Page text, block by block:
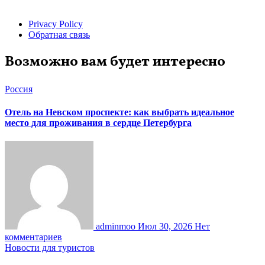
Privacy Policy
Обратная связь
Возможно вам будет интересно
Россия
Отель на Невском проспекте: как выбрать идеальное
место для проживания в сердце Петербурга
adminmoo Июл 30, 2026 Нет
комментариев
Новости для туристов